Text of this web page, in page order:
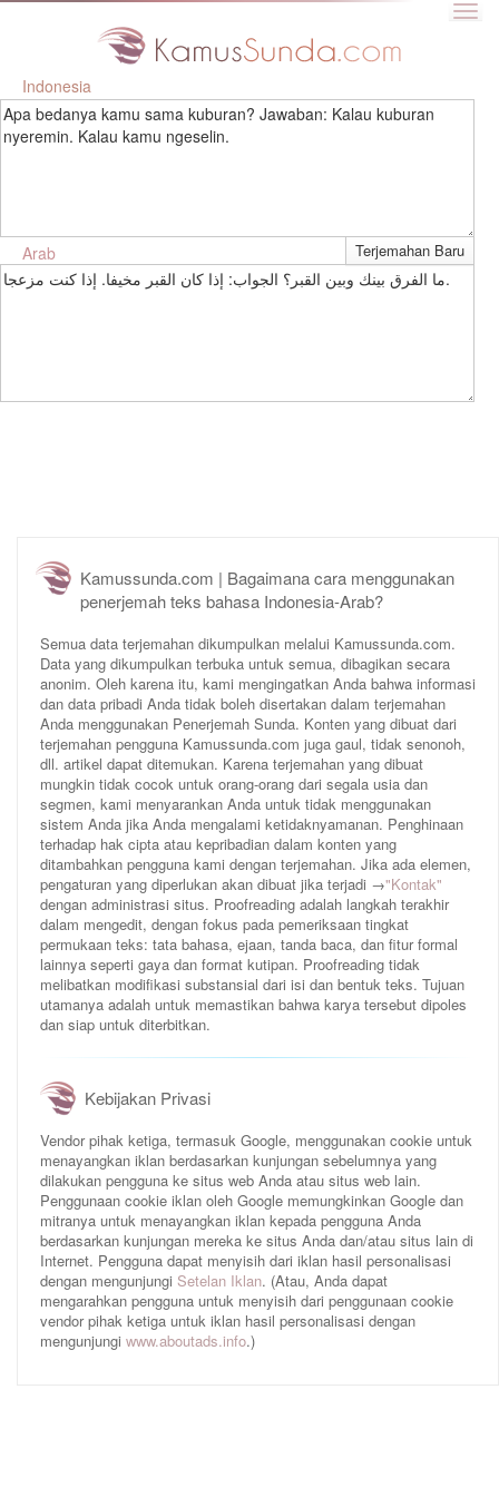
Indonesia
Apa bedanya kamu sama kuburan? Jawaban: Kalau kuburan
nyeremin. Kalau kamu ngeselin.
Arab
ما الفرق بينك وبين القبر؟ الجواب: إذا كان القبر مخيفا. إذا كنت مزعجا.
Kamussunda.com | Bagaimana cara menggunakan
penerjemah teks bahasa Indonesia-Arab?
Semua data terjemahan dikumpulkan melalui Kamussunda.com.
Data yang dikumpulkan terbuka untuk semua, dibagikan secara
anonim. Oleh karena itu, kami mengingatkan Anda bahwa informasi
dan data pribadi Anda tidak boleh disertakan dalam terjemahan
Anda menggunakan Penerjemah Sunda. Konten yang dibuat dari
terjemahan pengguna Kamussunda.com juga gaul, tidak senonoh,
dll. artikel dapat ditemukan. Karena terjemahan yang dibuat
mungkin tidak cocok untuk orang-orang dari segala usia dan
segmen, kami menyarankan Anda untuk tidak menggunakan
sistem Anda jika Anda mengalami ketidaknyamanan. Penghinaan
terhadap hak cipta atau kepribadian dalam konten yang
ditambahkan pengguna kami dengan terjemahan. Jika ada elemen,
pengaturan yang diperlukan akan dibuat jika terjadi →"Kontak"
dengan administrasi situs. Proofreading adalah langkah terakhir
dalam mengedit, dengan fokus pada pemeriksaan tingkat
permukaan teks: tata bahasa, ejaan, tanda baca, dan fitur formal
lainnya seperti gaya dan format kutipan. Proofreading tidak
melibatkan modifikasi substansial dari isi dan bentuk teks. Tujuan
utamanya adalah untuk memastikan bahwa karya tersebut dipoles
dan siap untuk diterbitkan.
Kebijakan Privasi
Vendor pihak ketiga, termasuk Google, menggunakan cookie untuk
menayangkan iklan berdasarkan kunjungan sebelumnya yang
dilakukan pengguna ke situs web Anda atau situs web lain.
Penggunaan cookie iklan oleh Google memungkinkan Google dan
mitranya untuk menayangkan iklan kepada pengguna Anda
berdasarkan kunjungan mereka ke situs Anda dan/atau situs lain di
Internet. Pengguna dapat menyisih dari iklan hasil personalisasi
dengan mengunjungi Setelan Iklan. (Atau, Anda dapat
mengarahkan pengguna untuk menyisih dari penggunaan cookie
vendor pihak ketiga untuk iklan hasil personalisasi dengan
mengunjungi www.aboutads.info.)